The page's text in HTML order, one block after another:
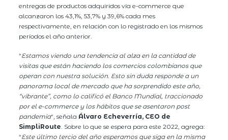
entregas de productos adquiridos vía e-commerce que
alcanzaron los 43,1%, 53,7% y 39,6% cada mes
respectivamente, en relación con lo registrado en los mismos
períodos el año anterior.
“Estamos viendo una tendencia al alza en la cantidad de
visitas que están haciendo los comercios colombianos que
operan con nuestra solución. Esto sin duda responde a un
panorama local de mercado que ha sorprendido este año,
“vibrante”, como lo calificó el Banco Mundial, traccionado
por el e-commerce y los hábitos que se asentaron post
pandemia“, señala Álvaro Echeverría, CEO de
SimpliRoute . Sobre lo que se espera para este 2022, agrega:
“Este último tercio del año esperamos que siga en la misma